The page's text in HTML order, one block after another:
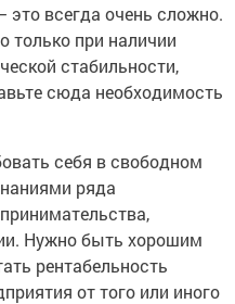
это всегда очень сложно.
только при наличии
стабильности,
сюда необходимость
себя в свободном
ряда
Нужно быть хорошим
рентабельность
от того или иного